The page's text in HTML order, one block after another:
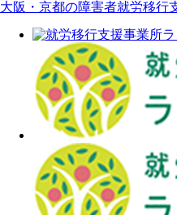
大阪・京都の障害者就労移行